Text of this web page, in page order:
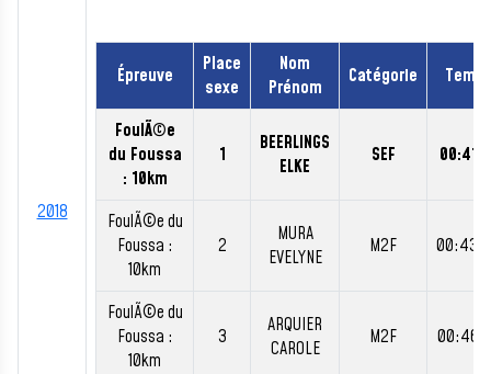
2018
Épreuve
Place
sexe
Nom
Prénom
Catégorie
FoulÃ©e
du Foussa
: 10km
1
BEERLINGS
ELKE
SEF
FoulÃ©e du
Foussa :
10km
2
MURA
EVELYNE
M2F
FoulÃ©e du
Foussa :
10km
3
ARQUIER
CAROLE
M2F